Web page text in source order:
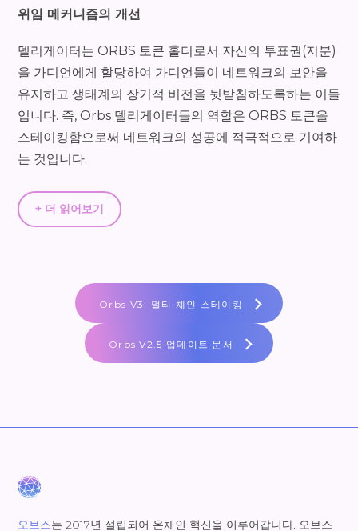
위임 메커니즘의 개선
델리게이터는 ORBS 토큰 홀더로서 자신의 투표권(지분)
을 가디언에게 할당하여 가디언들이 네트워크의 보안을
유지하고 생태계의 장기적 비전을 뒷받침하도록하는 이들
입니다. 즉, Orbs 델리게이터들의 역할은 ORBS 토큰을
스테이킹함으로써 네트워크의 성공에 적극적으로 기여하
는 것입니다.
+ 더 읽어보기
Orbs V3: 멀티 체인 스테이킹
Orbs V2.5 업데이트 문서
오브스는 2017년 설립되어 온체인 혁신을 이루어갑니다. 오브스